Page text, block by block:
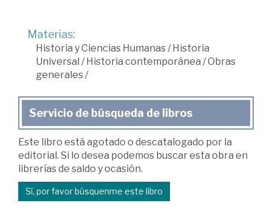
Materias:
Historia y Ciencias Humanas/ Historia
Universal / Historia contemporánea /Obras
generales/
Servicio de búsqueda de libros
Este libro está agotado o descatalogado por la
editorial. Si lo desea podemos buscar esta obra en
librerías de saldo y ocasión.
Sí, por favor búsquenme este libro